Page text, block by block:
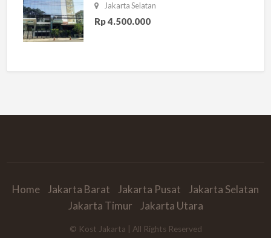
Jakarta Selatan
Rp 4.500.000
Home Jakarta Barat Jakarta Pusat
Jakarta Selatan
Jakarta Timur
Jakarta Utara
© Kost Jakarta | All Rights Reserved